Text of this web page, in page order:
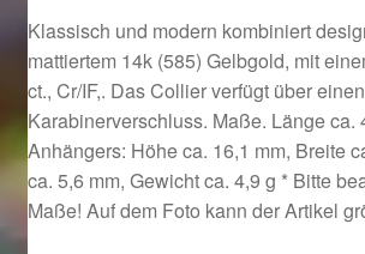
Ostergeschenke finden für Ostern 2018
Ostergeschenke finden für Ostern 2019
Ostergeschenke finden für Ostern 2020
Ostergeschenke finden für Ostern 2021
Klassisch und modern kombiniert
mattiertem 14k (585) Gelbgold, mit
ct., Cr/IF,. Das Collier verfügt über einen
Karabinerverschluss. Maße. Länge ca.
Anhängers: Höhe ca. 16,1 mm, Breite
ca. 5,6 mm, Gewicht ca. 4,9 g * Bitte
Maße! Auf dem Foto kann der Artikel